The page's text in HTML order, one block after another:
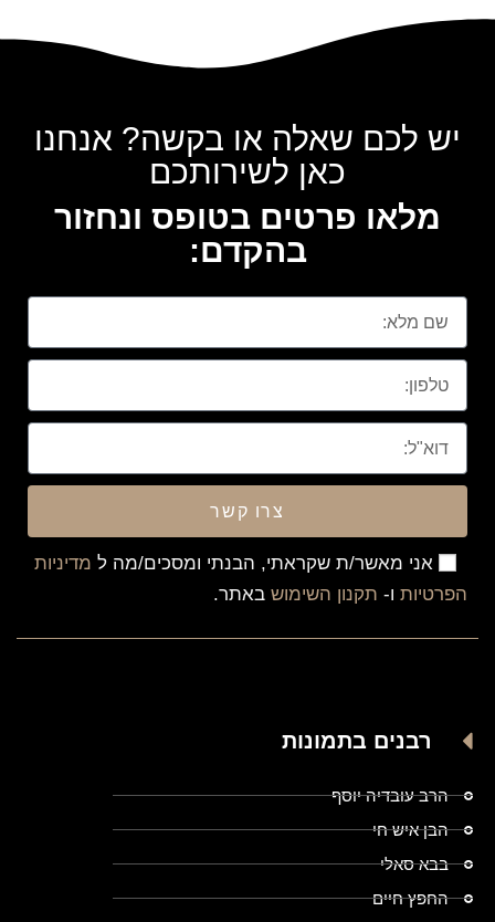
יש לכם שאלה או בקשה? אנחנו
כאן לשירותכם
מלאו פרטים בטופס ונחזור
בהקדם:
אני מאשר/ת שקראתי, הבנתי ומסכים/מה ל מדיניות
הפרטיות ו- תקנון השימוש באתר.
צרו קשר
רבנים בתמונות
הרב עובדיה יוסף
הבן איש חי
בבא סאלי
החפץ חיים